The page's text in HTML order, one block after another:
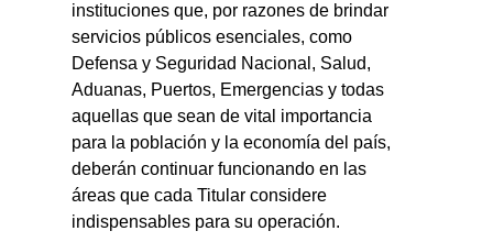
instituciones que, por razones de brindar
servicios públicos esenciales, como
Defensa y Seguridad Nacional, Salud,
Aduanas, Puertos, Emergencias y todas
aquellas que sean de vital importancia
para la población y la economía del país,
deberán continuar funcionando en las
áreas que cada Titular considere
indispensables para su operación.